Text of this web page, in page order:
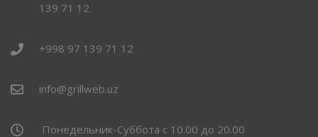
139 71 12.
+998 97 139 71 12
info@grillweb.uz
Понедельник-Суббота с 10.00 до 20.00